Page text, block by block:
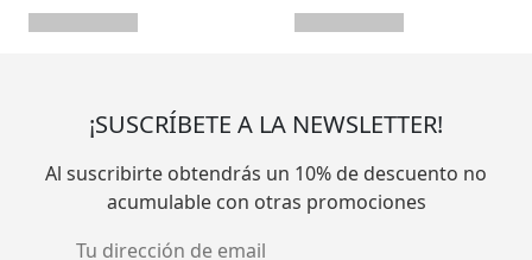
¡SUSCRÍBETE A LA NEWSLETTER!
Al suscribirte obtendrás un 10% de descuento no
acumulable con otras promociones